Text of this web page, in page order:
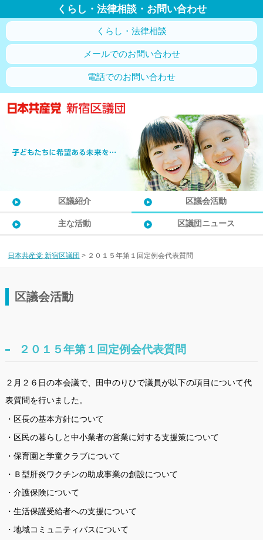
くらし・法律相談・お問い合わせ
くらし・法律相談
メールでのお問い合わせ
電話でのお問い合わせ
区議紹介 区議会活動
主な活動 区議団ニュース
日本共産党 新宿区議団 > ２０１５年第１回定例会代表質問
区議会活動
２０１５年第１回定例会代表質問
２月２６日の本会議で、田中のりひで議員が以下の項目について代
表質問を行いました。
・区長の基本方針について
・区民の暮らしと中小業者の営業に対する支援策について
・保育園と学童クラブについて
・Ｂ型肝炎ワクチンの助成事業の創設について
・介護保険について
・生活保護受給者への支援について
・地域コミュニティバスについて